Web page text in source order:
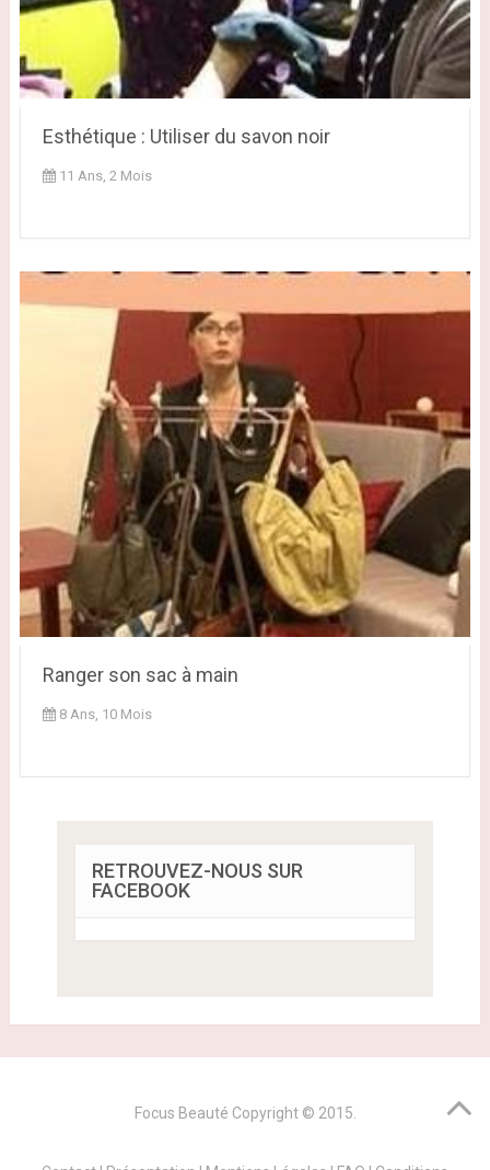
Esthétique : Utiliser du savon noir
11 Ans, 2 Mois
Ranger son sac à main
8 Ans, 10 Mois
RETROUVEZ-NOUS SUR
FACEBOOK
Focus Beauté Copyright © 2015.